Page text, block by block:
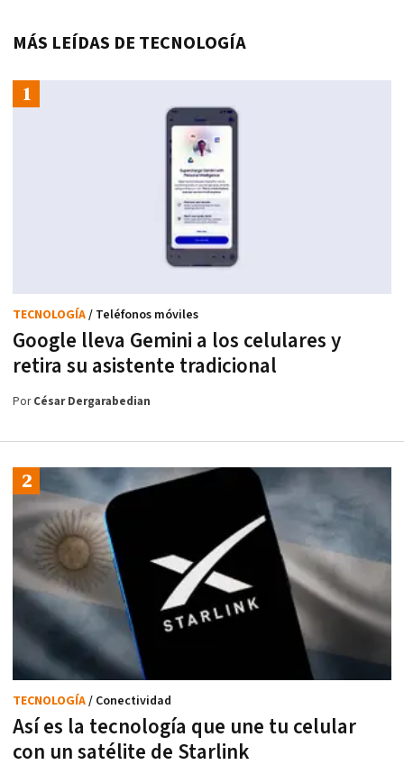
MÁS LEÍDAS DE TECNOLOGÍA
Google lleva Gemini a los celulares y
retira su asistente tradicional
TECNOLOGÍA/ Teléfonos móviles
PorCésar Dergarabedian
Así es la tecnología que une tu celular
con un satélite de Starlink
TECNOLOGÍA/ Conectividad